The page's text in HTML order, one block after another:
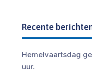
Recente
Hemelvaartsdag
uur.